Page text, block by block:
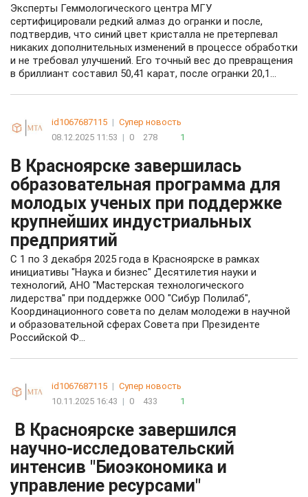
Эксперты Геммологического центра МГУ
сертифицировали редкий алмаз до огранки и после,
подтвердив, что синий цвет кристалла не претерпевал
никаких дополнительных изменений в процессе обработки
и не требовал улучшений. Его точный вес до превращения
в бриллиант составил 50,41 карат, после огранки 20,1...
id1067687115 | Супер новость
08.12.2025 11:53 | 0 278 1
В Красноярске завершилась
образовательная программа для
молодых ученых при поддержке
крупнейших индустриальных
предприятий
С 1 по 3 декабря 2025 года в Красноярске в рамках
инициативы "Наука и бизнес" Десятилетия науки и
технологий, АНО "Мастерская технологического
лидерства" при поддержке ООО "Сибур Полилаб",
Координационного совета по делам молодежи в научной
и образовательной сферах Совета при Президенте
Российской Ф...
id1067687115 | Супер новость
10.11.2025 16:43 | 0 433 1
В Красноярске завершился
научно-исследовательский
интенсив "Биоэкономика и
управление ресурсами"